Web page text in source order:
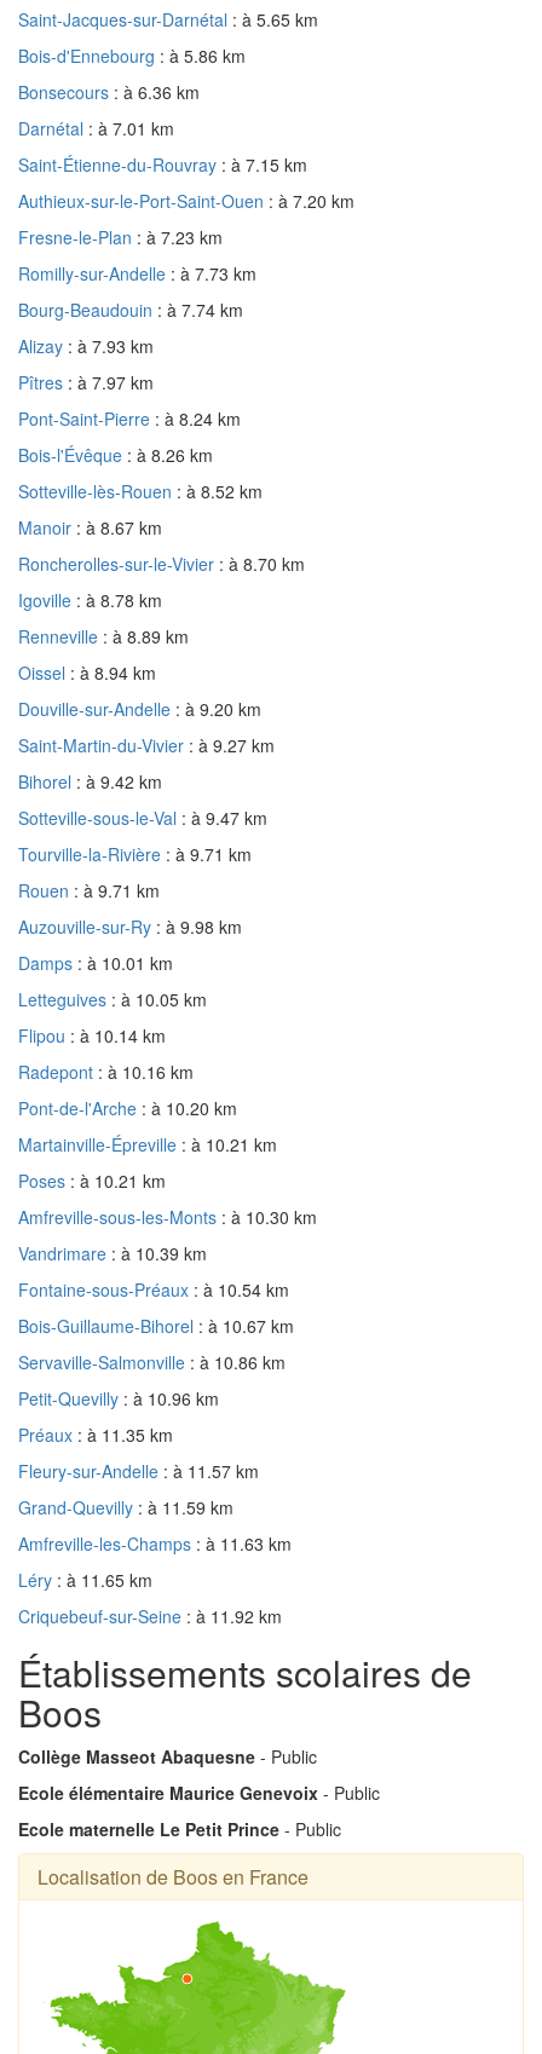
Saint-Jacques-sur-Darnétal : à 5.65 km
Bois-d'Ennebourg : à 5.86 km
Bonsecours : à 6.36 km
Darnétal : à 7.01 km
Saint-Étienne-du-Rouvray : à 7.15 km
Authieux-sur-le-Port-Saint-Ouen : à 7.20 km
Fresne-le-Plan : à 7.23 km
Romilly-sur-Andelle : à 7.73 km
Bourg-Beaudouin : à 7.74 km
Alizay : à 7.93 km
Pîtres : à 7.97 km
Pont-Saint-Pierre : à 8.24 km
Bois-l'Évêque : à 8.26 km
Sotteville-lès-Rouen : à 8.52 km
Manoir : à 8.67 km
Roncherolles-sur-le-Vivier : à 8.70 km
Igoville : à 8.78 km
Renneville : à 8.89 km
Oissel : à 8.94 km
Douville-sur-Andelle : à 9.20 km
Saint-Martin-du-Vivier : à 9.27 km
Bihorel : à 9.42 km
Sotteville-sous-le-Val : à 9.47 km
Tourville-la-Rivière : à 9.71 km
Rouen : à 9.71 km
Auzouville-sur-Ry : à 9.98 km
Damps : à 10.01 km
Letteguives : à 10.05 km
Flipou : à 10.14 km
Radepont : à 10.16 km
Pont-de-l'Arche : à 10.20 km
Martainville-Épreville : à 10.21 km
Poses : à 10.21 km
Amfreville-sous-les-Monts : à 10.30 km
Vandrimare : à 10.39 km
Fontaine-sous-Préaux : à 10.54 km
Bois-Guillaume-Bihorel : à 10.67 km
Servaville-Salmonville : à 10.86 km
Petit-Quevilly : à 10.96 km
Préaux : à 11.35 km
Fleury-sur-Andelle : à 11.57 km
Grand-Quevilly : à 11.59 km
Amfreville-les-Champs : à 11.63 km
Léry : à 11.65 km
Criquebeuf-sur-Seine : à 11.92 km
Établissements scolaires de
Boos
Collège Masseot Abaquesne - Public
Ecole élémentaire Maurice Genevoix - Public
Ecole maternelle Le Petit Prince - Public
Localisation de Boos en France